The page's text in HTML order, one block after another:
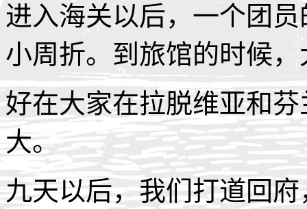
进入海关以后，一个团
小周折。到旅馆的时候
好在大家在拉脱维亚和
大。
九天以后，我们打道回